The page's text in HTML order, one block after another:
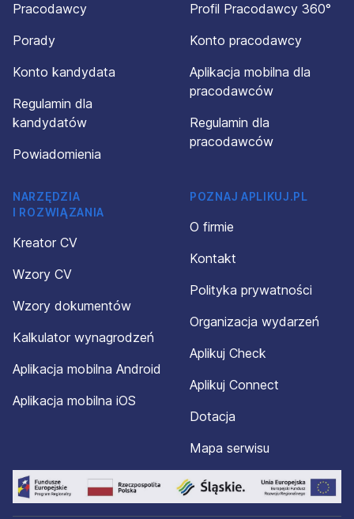
Pracodawcy
Porady
Konto kandydata
Regulamin dla
kandydatów
Powiadomienia
Profil Pracodawcy 360°
Konto pracodawcy
Aplikacja mobilna dla
pracodawców
Regulamin dla
pracodawców
NARZĘDZIA
I ROZWIĄZANIA
Kreator CV
Wzory CV
Wzory dokumentów
Kalkulator wynagrodzeń
Aplikacja mobilna Android
Aplikacja mobilna iOS
POZNAJ APLIKUJ.PL
O firmie
Kontakt
Polityka prywatności
Organizacja wydarzeń
Aplikuj Check
Aplikuj Connect
Dotacja
Mapa serwisu